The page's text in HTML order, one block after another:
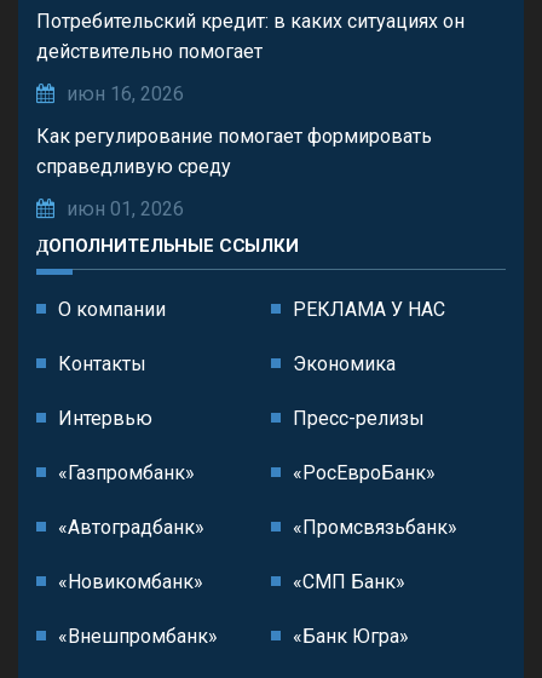
Потребительский кредит: в каких ситуациях он
действительно помогает
июн 16, 2026
Как регулирование помогает формировать
справедливую среду
июн 01, 2026
ДОПОЛНИТЕЛЬНЫЕ ССЫЛКИ
О компании РЕКЛАМА У НАС
Контакты Экономика
Интервью Пресс-релизы
«Газпромбанк» «РосЕвроБанк»
«Автоградбанк» «Промсвязьбанк»
«Новикомбанк» «СМП Банк»
«Внешпромбанк» «Банк Югра»